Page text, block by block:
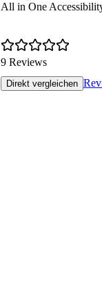
All in One
9 Reviews
Direkt vergleichen